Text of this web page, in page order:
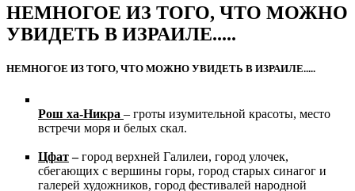
НЕМНОГОЕ ИЗ ТОГО, ЧТО МОЖНО
УВИДЕТЬ В ИЗРАИЛЕ.....
НЕМНОГОЕ ИЗ ТОГО, ЧТО МОЖНО УВИДЕТЬ В ИЗРАИЛЕ.....
Рош ха-Никра – гроты изумительной красоты, место
встречи моря и белых скал.
Цфат–город верхней Галилеи, город улочек,
сбегающих с вершины горы, город старых синагог и
галерей художников, город фестивалей народной